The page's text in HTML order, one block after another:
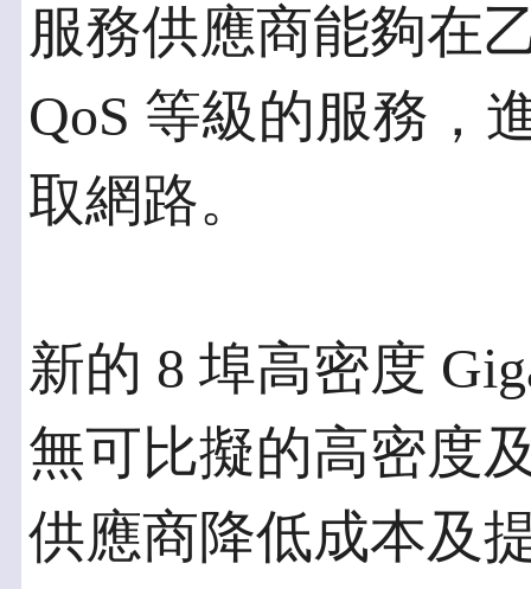
服務供應商能夠在
QoS 等級的服務，
取網路。
新的 8 埠高密度
無可比擬的高密度
供應商降低成本及